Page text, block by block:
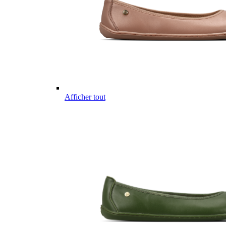
Afficher tout